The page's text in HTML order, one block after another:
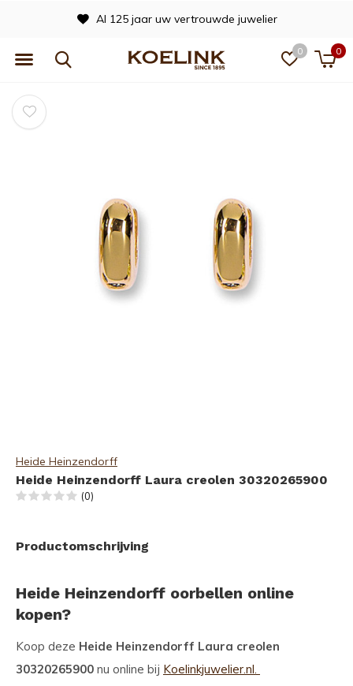
0 0
Al 125 jaar uw vertrouwde juwelier
Heide Heinzendorff
Heide Heinzendorff Laura creolen 30320265900
(0)
Productomschrijving
Heide Heinzendorff oorbellen online
kopen?
Koop deze Heide Heinzendorff Laura creolen
30320265900 nu online bij Koelinkjuwelier.nl.